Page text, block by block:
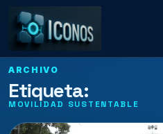
ARCHIVO
Etiqueta:
MOVILIDAD SUSTENTABLE